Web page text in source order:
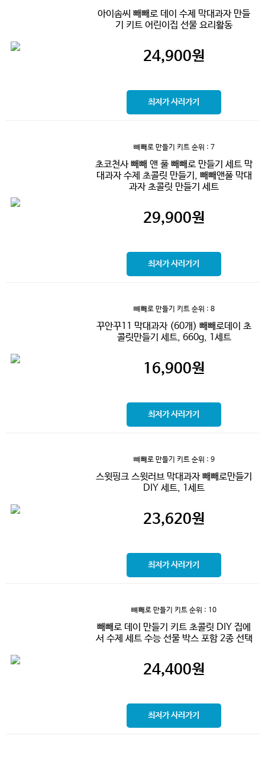
아이솜씨 빼빼로 데이 수제 막대과자 만들
기 키트 어린이집 선물 요리활동
24,900원
최저가 사러가기
뺴빼로 만들기 키트순위 : 7
초코천사 빼빼 앤 풀 빼빼로 만들기 세트 막
대과자 수제 초콜릿 만들기, 빼빼앤풀 막대
과자 초콜릿 만들기 세트
29,900원
최저가 사러가기
뺴빼로 만들기 키트순위 : 8
꾸안꾸11 막대과자 (60개) 빼빼로데이 초
콜릿만들기 세트, 660g, 1세트
16,900원
최저가 사러가기
뺴빼로 만들기 키트순위 : 9
스윗핑크 스윗러브 막대과자 빼빼로만들기
DIY 세트, 1세트
23,620원
최저가 사러가기
뺴빼로 만들기 키트 순위 : 10
빼빼로 데이 만들기 키트 초콜릿 DIY 집에
서 수제 세트 수능 선물 박스 포함 2종 선택
24,400원
최저가 사러가기